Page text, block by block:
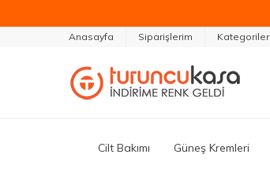
Anasayfa Siparişlerim Kategoriler
Cilt Bakımı Güneş Kremleri